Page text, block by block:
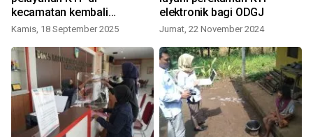
kecamatan kembali
terlaksana
Kamis, 18 September 2025
elektronik bagi ODGJ
Jumat, 22 November 2024